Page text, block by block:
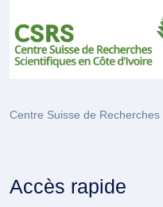
Centre Suisse de
Accès rapide